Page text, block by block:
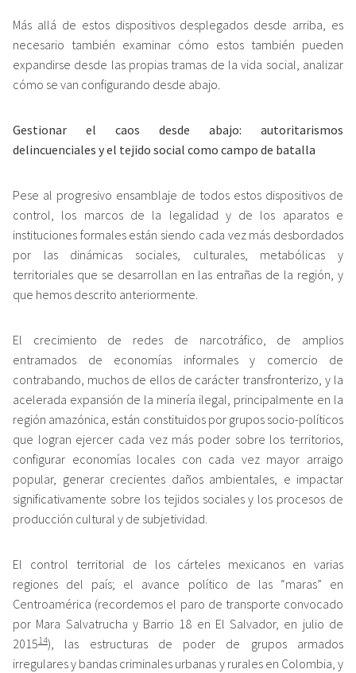
Más allá de estos dispositivos desplegados desde arriba, es
necesario también examinar cómo estos también pueden
expandirse desde las propias tramas de la vida social, analizar
cómo se van configurando desde abajo.
Gestionar el caos desde abajo: autoritarismos
delincuenciales y el tejido social como campo de batalla
Pese al progresivo ensamblaje de todos estos dispositivos de
control, los marcos de la legalidad y de los aparatos e
instituciones formales están siendo cada vez más desbordados
por las dinámicas sociales, culturales, metabólicas y
territoriales que se desarrollan en las entrañas de la región, y
que hemos descrito anteriormente.
El crecimiento de redes de narcotráfico, de amplios
entramados de economías informales y comercio de
contrabando, muchos de ellos de carácter transfronterizo, y la
acelerada expansión de la minería ilegal, principalmente en la
región amazónica, están constituidos por grupos socio-políticos
que logran ejercer cada vez más poder sobre los territorios,
configurar economías locales con cada vez mayor arraigo
popular, generar crecientes daños ambientales, e impactar
significativamente sobre los tejidos sociales y los procesos de
producción cultural y de subjetividad.
El control territorial de los cárteles mexicanos en varias
regiones del país; el avance político de las “maras” en
Centroamérica (recordemos el paro de transporte convocado
por Mara Salvatrucha y Barrio 18 en El Salvador, en julio de
201514), las estructuras de poder de grupos armados
irregulares y bandas criminales urbanas y rurales en Colombia, y